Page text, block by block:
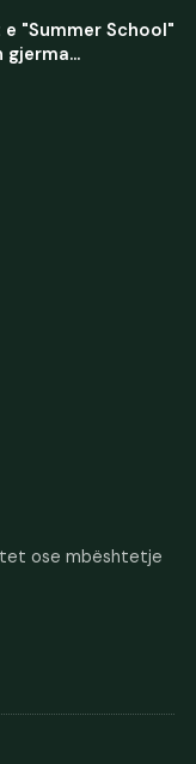
"Summer School"
ose mbështetje